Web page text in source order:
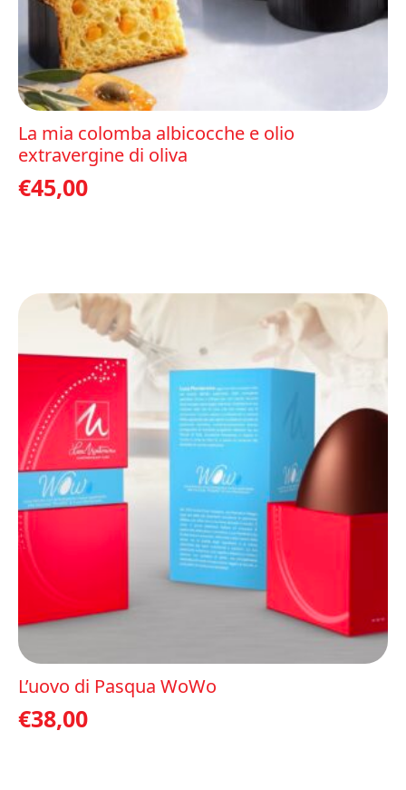
La mia colomba albicocche e olio
extravergine di oliva
€45,00
L’uovo di Pasqua WoWo
€38,00